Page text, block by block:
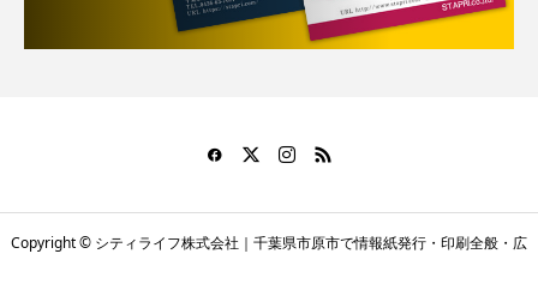
Copyright © シティライフ株式会社｜千葉県市原市で情報紙発行・印刷全般・広